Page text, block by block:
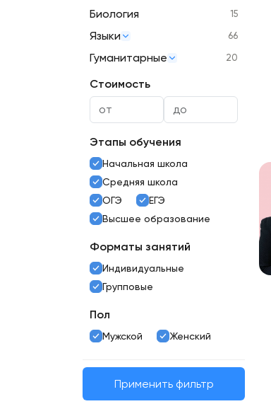
Биология 15
Языки 66
Гуманитарные 20
Стоимость
Этапы обучения
Начальная школа
Средняя школа
ОГЭ
ЕГЭ
Высшее образование
Форматы занятий
Индивидуальные
Групповые
Пол
Мужской Женский
Применить фильтр